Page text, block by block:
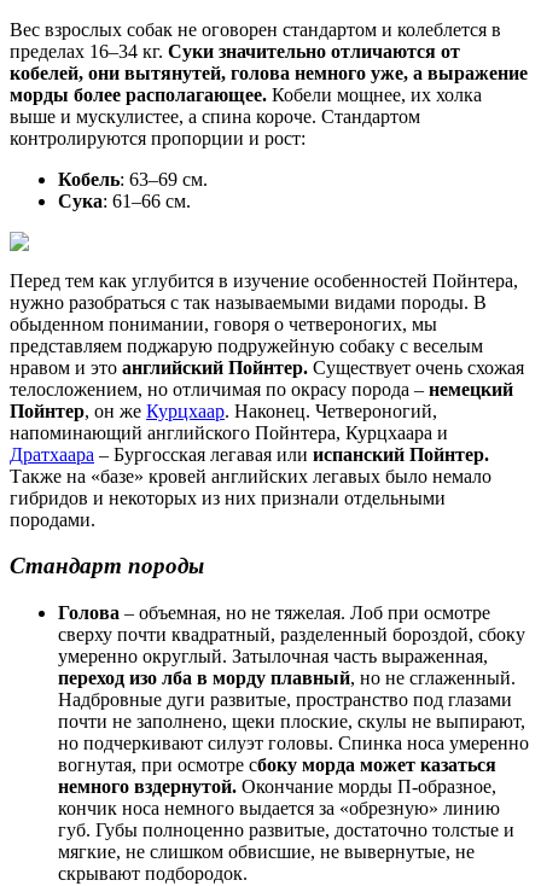
Вес взрослых собак не оговорен стандартом и колеблется в
пределах 16–34 кг. Суки значительно отличаются от
кобелей, они вытянутей, голова немного уже, а выражение
морды более располагающее. Кобели мощнее, их холка
выше и мускулистее, а спина короче. Стандартом
контролируются пропорции и рост:
Кобель: 63–69 см.
Сука: 61–66 см.
Перед тем как углубится в изучение особенностей Пойнтера,
нужно разобраться с так называемыми видами породы. В
обыденном понимании, говоря о четвероногих, мы
представляем поджарую подружейную собаку с веселым
нравом и это английский Пойнтер. Существует очень схожая
телосложением, но отличимая по окрасу порода – немецкий
Пойнтер, он же Курцхаар. Наконец. Четвероногий,
напоминающий английского Пойнтера, Курцхаара и
Дратхаара – Бургосская легавая или испанский Пойнтер.
Также на «базе» кровей английских легавых было немало
гибридов и некоторых из них признали отдельными
породами.
Стандарт породы
Голова – объемная, но не тяжелая. Лоб при осмотре
сверху почти квадратный, разделенный бороздой, сбоку
умеренно округлый. Затылочная часть выраженная,
переход изо лба в морду плавный, но не сглаженный.
Надбровные дуги развитые, пространство под глазами
почти не заполнено, щеки плоские, скулы не выпирают,
но подчеркивают силуэт головы. Спинка носа умеренно
вогнутая, при осмотре сбоку морда может казаться
немного вздернутой. Окончание морды П-образное,
кончик носа немного выдается за «обрезную» линию
губ. Губы полноценно развитые, достаточно толстые и
мягкие, не слишком обвисшие, не вывернутые, не
скрывают подбородок.